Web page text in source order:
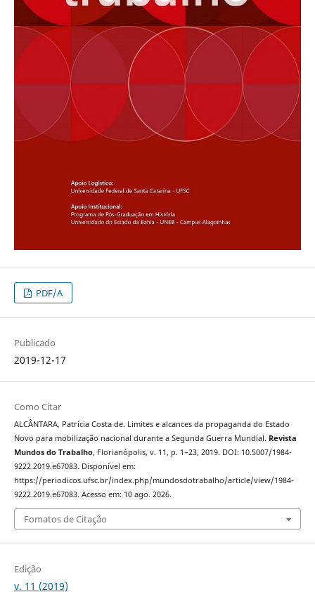
PDF/A
Publicado
2019-12-17
Como Citar
ALCÂNTARA, Patrícia Costa de. Limites e alcances da propaganda do Estado
Novo para mobilização nacional durante a Segunda Guerra Mundial. Revista
Mundos do Trabalho, Florianópolis, v. 11, p. 1–23, 2019. DOI: 10.5007/1984-
9222.2019.e67083. Disponível em:
https://periodicos.ufsc.br/index.php/mundosdotrabalho/article/view/1984-
9222.2019.e67083. Acesso em: 10 ago. 2026.
Fomatos de Citação
Edição
v. 11 (2019)